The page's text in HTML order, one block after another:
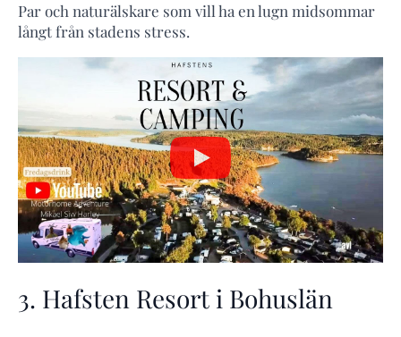
Par och naturälskare som vill ha en lugn midsommar
långt från stadens stress.
3. Hafsten Resort i Bohuslän